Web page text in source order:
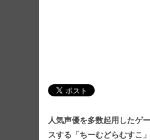
人気声優を多数起用したゲ
スする「ちーむどらむすこ